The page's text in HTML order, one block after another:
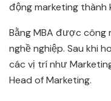
động marketing
Bằng MBA được công
nghề nghiệp. Sau khi
các vị trí như
Head of Marketing.